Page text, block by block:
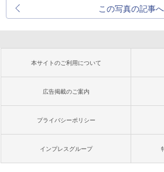
この写真の記事へ
本サイトのご利用について
広告掲載のご案内
プライバシーポリシー
インプレスグループ